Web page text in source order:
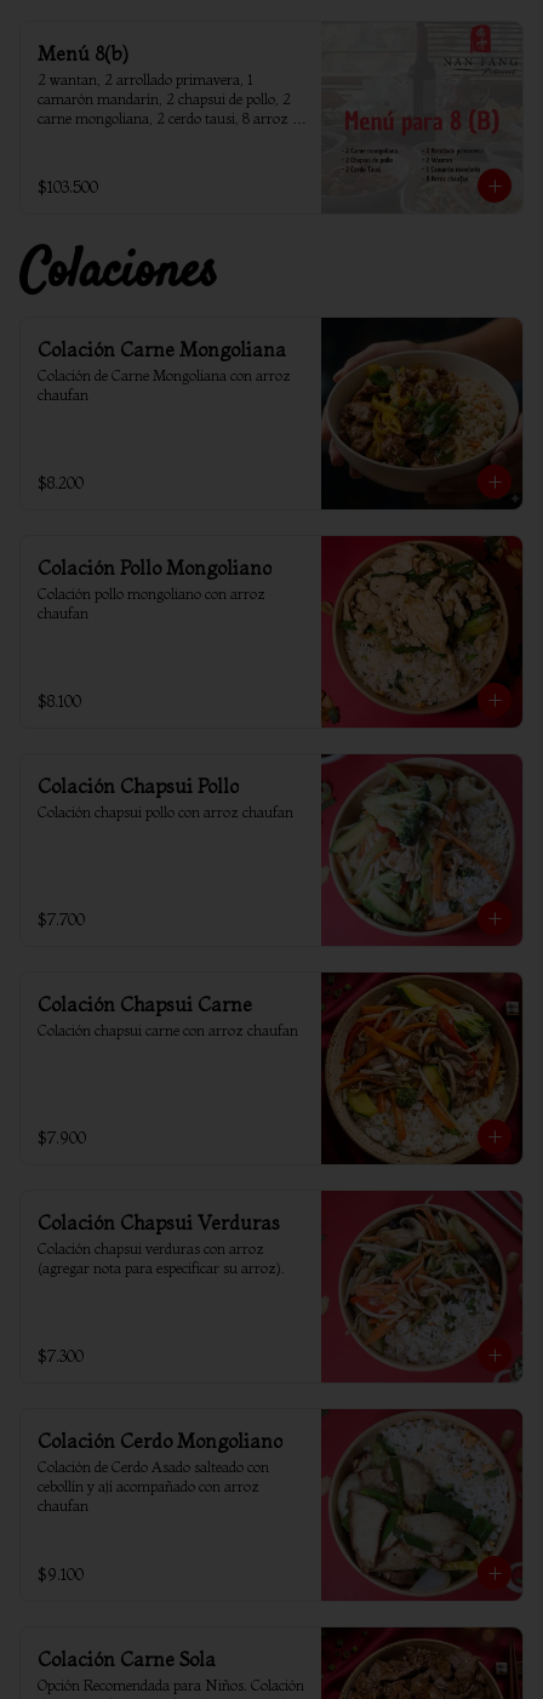
Menú 8(b)
2 wantan, 2 arrollado primavera, 1
camarón mandarín, 2 chapsui de pollo, 2
carne mongoliana, 2 cerdo tausi, 8 arroz
$103.500
Colaciones
Colación Carne Mongoliana
Colación de Carne Mongoliana con arroz
chaufan
$8.200
Colación Pollo Mongoliano
Colación pollo mongoliano con arroz
chaufan
$8.100
Colación Chapsui Pollo
Colación chapsui pollo con arroz chaufan
$7.700
Colación Chapsui Carne
Colación chapsui carne con arroz chaufan
$7.900
Colación Chapsui Verduras
Colación chapsui verduras con arroz
(agregar nota para especificar su arroz).
$7.300
Colación Cerdo Mongoliano
Colación de Cerdo Asado salteado con
cebollín y ají acompañado con arroz
chaufan
$9.100
Colación Carne Sola
Opción Recomendada para Niños. Colación